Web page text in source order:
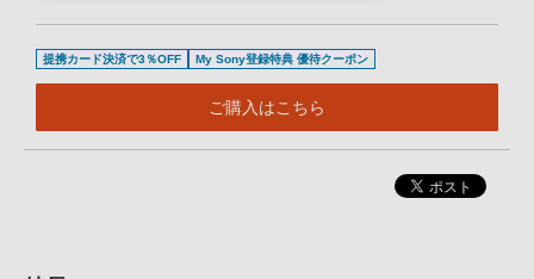
提携カード決済で3％OFF My Sony登録特典 優待クーポン
ご購入はこちら